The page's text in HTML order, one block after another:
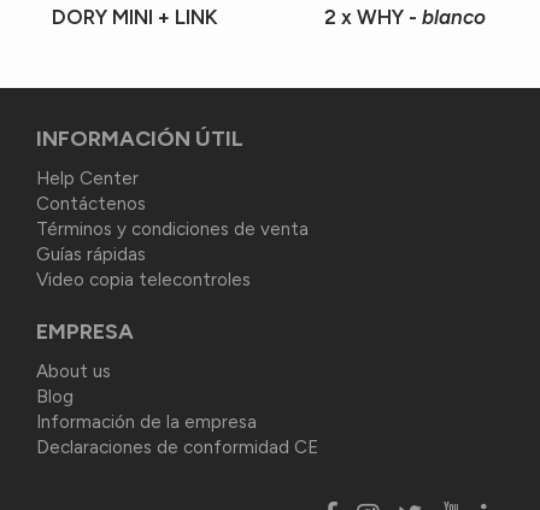
DORY MINI + LINK 2 x WHY - blanco
INFORMACIÓN ÚTIL
Help Center
Contáctenos
Términos y condiciones de venta
Guías rápidas
Video copia telecontroles
EMPRESA
About us
Blog
Información de la empresa
Declaraciones de conformidad CE